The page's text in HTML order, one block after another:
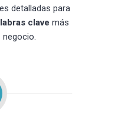
detalladas para
clave más